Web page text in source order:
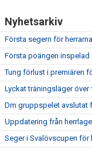
Nyhetsarkiv
Första segern för
Första poängen inspelad
Tung förlust i premiären
Lyckat träningsläger över
Dm gruppspelet avslutat
Uppdatering från
Seger i Svalövscupen för